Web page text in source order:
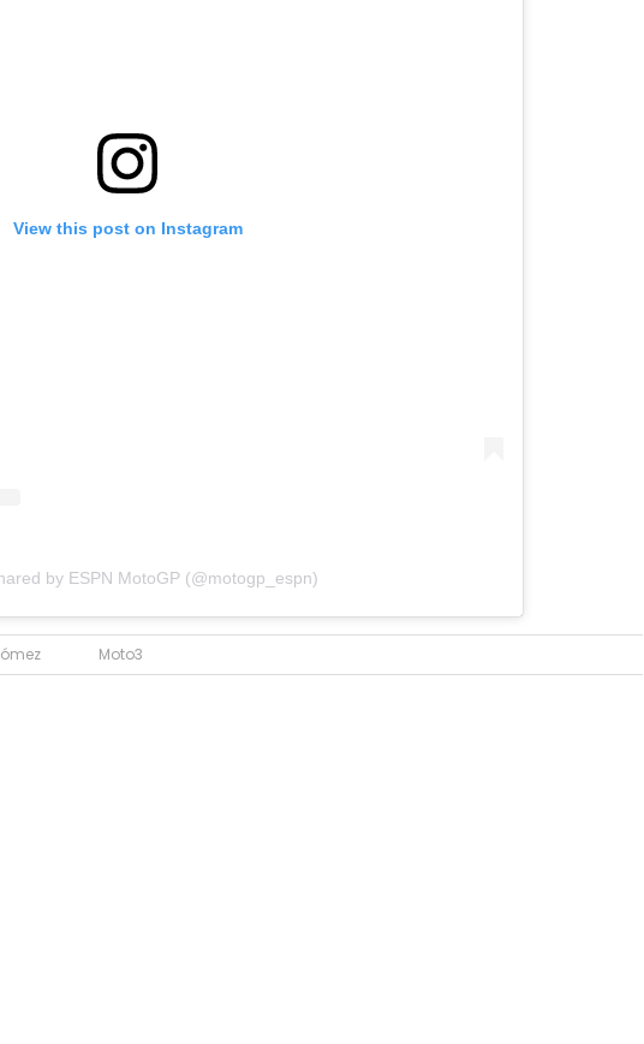
View this post on Instagram
by ESPN MotoGP (@motogp_espn)
Moto3